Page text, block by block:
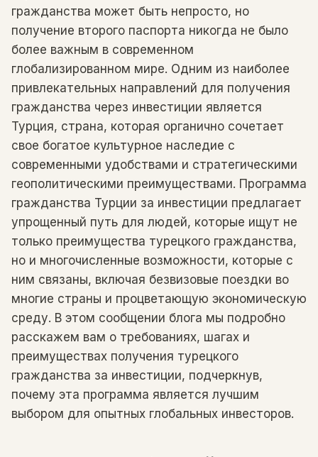
гражданства может быть непросто, но
получение второго паспорта никогда не было
более важным в современном
глобализированном мире. Одним из наиболее
привлекательных направлений для получения
гражданства через инвестиции является
Турция, страна, которая органично сочетает
свое богатое культурное наследие с
современными удобствами и стратегическими
геополитическими преимуществами. Программа
гражданства Турции за инвестиции предлагает
упрощенный путь для людей, которые ищут не
только преимущества турецкого гражданства,
но и многочисленные возможности, которые с
ним связаны, включая безвизовые поездки во
многие страны и процветающую экономическую
среду. В этом сообщении блога мы подробно
расскажем вам о требованиях, шагах и
преимуществах получения турецкого
гражданства за инвестиции, подчеркнув,
почему эта программа является лучшим
выбором для опытных глобальных инвесторов.